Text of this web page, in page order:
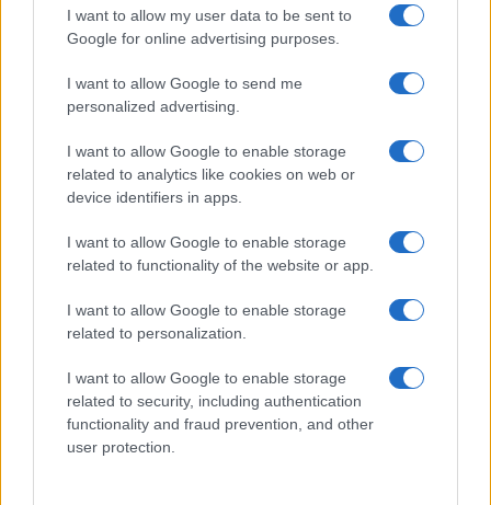
I want to allow my user data to be sent to
Google for online advertising purposes.
I want to allow Google to send me
personalized advertising.
I want to allow Google to enable storage
related to analytics like cookies on web or
device identifiers in apps.
I want to allow Google to enable storage
related to functionality of the website or app.
I want to allow Google to enable storage
related to personalization.
I want to allow Google to enable storage
related to security, including authentication
functionality and fraud prevention, and other
user protection.
Όπως εκτιμούν πάντως πρατηριούχοι, αυτή τη στιγμή
πετρελαίου, όσο και την ενίσχυση του ευρώ έναντι του
δολαρίου το ίδιο διάστημα, θα υπάρξει αποκλιμάκωση
των τιμών που θα φανεί πολύ άμεσα στην αντλία, το
πολύ έως και την ερχόμενη Δευτέρα!
Σε πρώτη φάση όλα δείχνουν ότι οι τιμές στην αντλία θα
καταγράψουν πτώση της τάξεως των 10 λεπτών το